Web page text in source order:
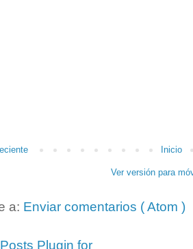
Inicio
Ver versión para
a: Enviar comentarios ( Atom )